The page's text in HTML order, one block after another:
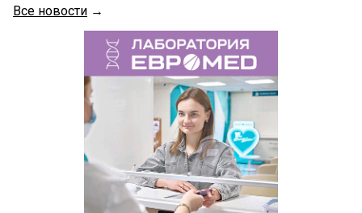
Все новости →